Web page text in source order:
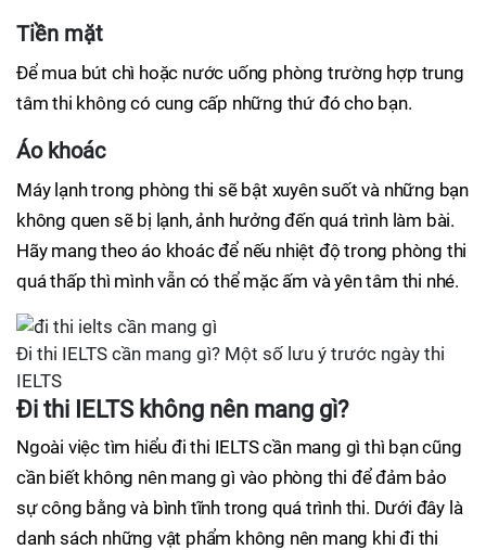
Tiền mặt
Để mua bút chì hoặc nước uống phòng trường hợp trung
tâm thi không có cung cấp những thứ đó cho bạn.
Áo khoác
Máy lạnh trong phòng thi sẽ bật xuyên suốt và những bạn
không quen sẽ bị lạnh, ảnh hưởng đến quá trình làm bài.
Hãy mang theo áo khoác để nếu nhiệt độ trong phòng thi
quá thấp thì mình vẫn có thể mặc ấm và yên tâm thi nhé.
Đi thi IELTS cần mang gì? Một số lưu ý trước ngày thi
IELTS
Đi thi IELTS không nên mang gì?
Ngoài việc tìm hiểu đi thi IELTS cần mang gì thì bạn cũng
cần biết không nên mang gì vào phòng thi để đảm bảo
sự công bằng và bình tĩnh trong quá trình thi. Dưới đây là
danh sách những vật phẩm không nên mang khi đi thi